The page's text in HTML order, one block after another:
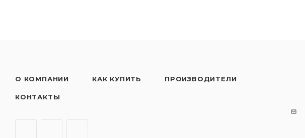
О КОМПАНИИ КАК КУПИТЬ ПРОИЗВОДИТЕЛИ
КОНТАКТЫ